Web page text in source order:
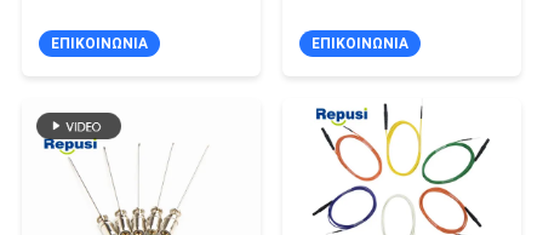
ΕΠΙΚΟΙΝΩΝΙΑ
ανοξείδωτου ενιαίο
ΕΠΙΚΟΙΝΩΝΙΑ